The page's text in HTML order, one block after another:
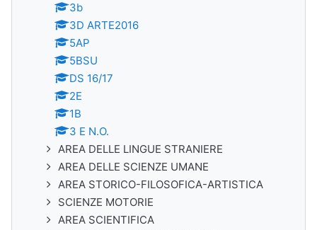
3b
3D ARTE2016
5AP
5BSU
DS 16/17
2E
1B
3 E N.O.
AREA DELLE LINGUE STRANIERE
AREA DELLE SCIENZE UMANE
AREA STORICO-FILOSOFICA-ARTISTICA
SCIENZE MOTORIE
AREA SCIENTIFICA